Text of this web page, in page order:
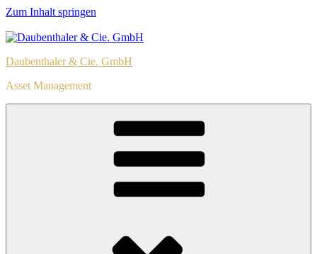
Zum Inhalt springen
Daubenthaler & Cie. GmbH
Asset Management